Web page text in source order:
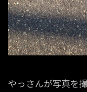
やっさんが写真を